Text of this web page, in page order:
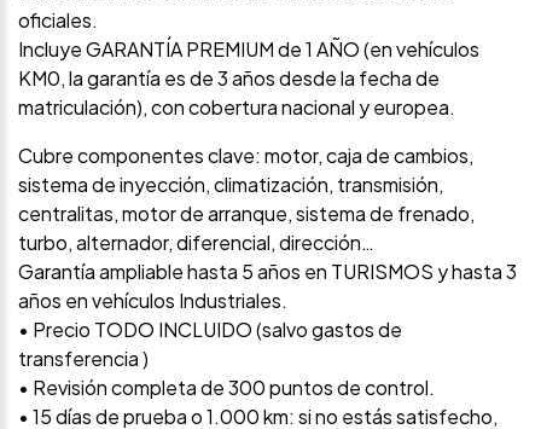
oficiales.
Incluye GARANTÍA PREMIUM de 1 AÑO (en vehículos
KM0, la garantía es de 3 años desde la fecha de
matriculación), con cobertura nacional y europea.
Cubre componentes clave: motor, caja de cambios,
sistema de inyección, climatización, transmisión,
centralitas, motor de arranque, sistema de frenado,
turbo, alternador, diferencial, dirección…
Garantía ampliable hasta 5 años en TURISMOS y hasta 3
años en vehículos Industriales.
• Precio TODO INCLUIDO (salvo gastos de
transferencia )
• Revisión completa de 300 puntos de control.
• 15 días de prueba o 1.000 km: si no estás satisfecho,